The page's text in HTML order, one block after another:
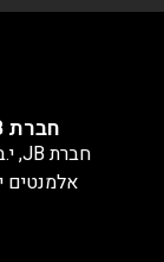
חברת JB י.בירותי - יבואנים רשמיים
אלמנטים